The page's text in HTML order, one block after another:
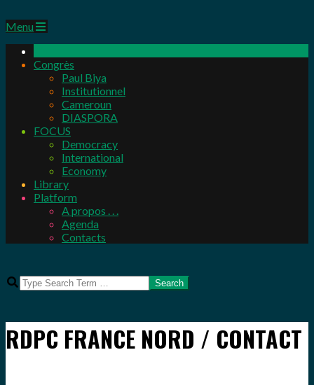
Primary
Menu
Menu
Congrès
Paul Biya
Institutionnel
Cameroun
DIASPORA
FOCUS
Democracy
International
Economy
Library
Platform
A propos . . .
Agenda
Contacts
Search
RDPC FRANCE NORD / CONTACT